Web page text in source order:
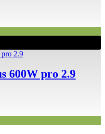
600W pro 2.9